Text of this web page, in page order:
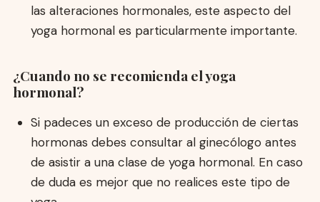
las alteraciones hormonales, este aspecto del
yoga hormonal es particularmente importante.
¿Cuando no se recomienda el yoga
hormonal?
Si padeces un exceso de producción de ciertas
hormonas debes consultar al ginecólogo antes
de asistir a una clase de yoga hormonal. En caso
de duda es mejor que no realices este tipo de